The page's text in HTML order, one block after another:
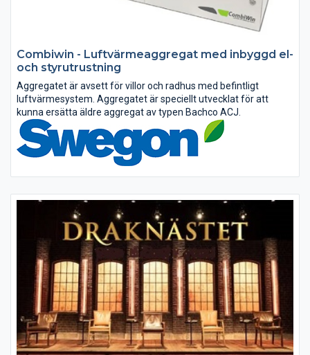
Combiwin - Luftvärmeaggregat med inbyggd el-
och styrutrustning
Aggregatet är avsett för villor och radhus med befintligt
luftvärmesystem. Aggregatet är speciellt utvecklat för att
kunna ersätta äldre aggregat av typen Bachco ACJ.